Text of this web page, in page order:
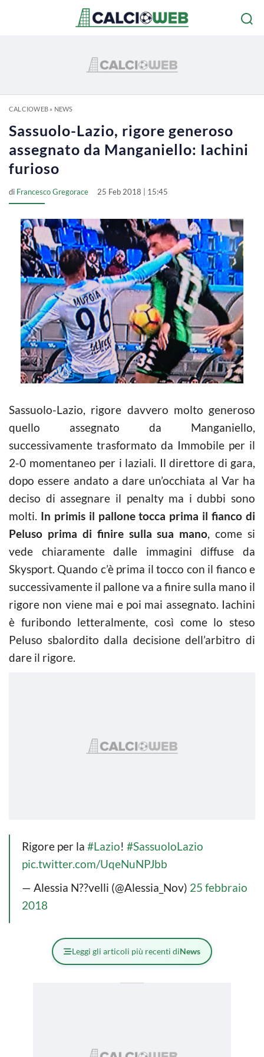
CALCIOWEB» NEWS
Sassuolo-Lazio, rigore generoso
assegnato da Manganiello: Iachini
furioso
di Francesco Gregorace 25 Feb 2018 | 15:45
Sassuolo-Lazio, rigore davvero molto generoso
quello assegnato da Manganiello,
successivamente trasformato da Immobile per il
2-0 momentaneo per i laziali. Il direttore di gara,
dopo essere andato a dare un’occhiata al Var ha
deciso di assegnare il penalty ma i dubbi sono
molti. In primis il pallone tocca prima il fianco di
Peluso prima di finire sulla sua mano, come si
vede chiaramente dalle immagini diffuse da
Skysport. Quando c’è prima il tocco con il fianco e
successivamente il pallone va a finire sulla mano il
rigore non viene mai e poi mai assegnato. Iachini
è furibondo letteralmente, così come lo steso
Peluso sbalordito dalla decisione dell’arbitro di
dare il rigore.
Rigore per la #Lazio! #SassuoloLazio
pic.twitter.com/UqeNuNPJbb
— Alessia N??velli (@Alessia_Nov) 25 febbraio
2018
Leggi gli articoli più recenti diNews